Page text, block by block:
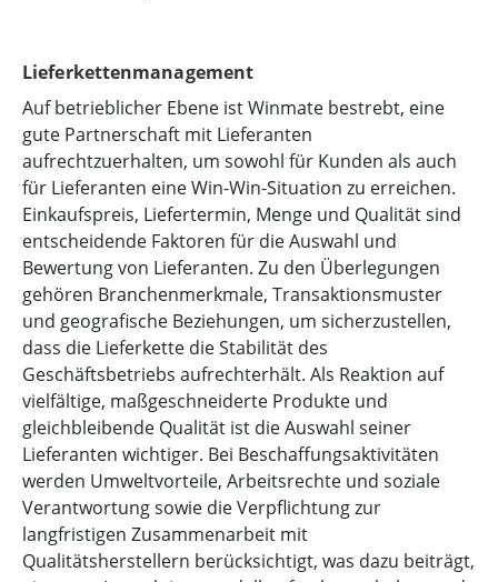
Lieferkettenmanagement
Auf betrieblicher Ebene ist Winmate bestrebt, eine
gute Partnerschaft mit Lieferanten
aufrechtzuerhalten, um sowohl für Kunden als auch
für Lieferanten eine Win-Win-Situation zu erreichen.
Einkaufspreis, Liefertermin, Menge und Qualität sind
entscheidende Faktoren für die Auswahl und
Bewertung von Lieferanten. Zu den Überlegungen
gehören Branchenmerkmale, Transaktionsmuster
und geografische Beziehungen, um sicherzustellen,
dass die Lieferkette die Stabilität des
Geschäftsbetriebs aufrechterhält. Als Reaktion auf
vielfältige, maßgeschneiderte Produkte und
gleichbleibende Qualität ist die Auswahl seiner
Lieferanten wichtiger. Bei Beschaffungsaktivitäten
werden Umweltvorteile, Arbeitsrechte und soziale
Verantwortung sowie die Verpflichtung zur
langfristigen Zusammenarbeit mit
Qualitätsherstellern berücksichtigt, was dazu beiträgt,